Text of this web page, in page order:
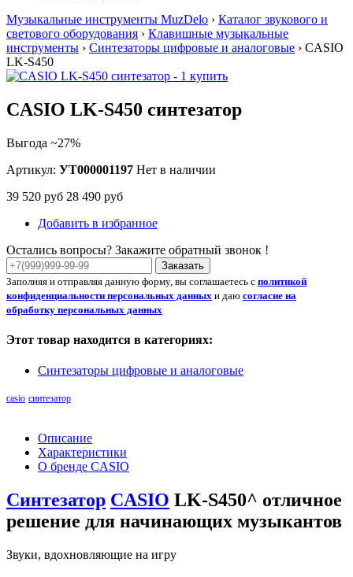
Музыкальные инструменты MuzDelo › Каталог звукового и
светового оборудования › Клавишные музыкальные
инструменты › Синтезаторы цифровые и аналоговые › CASIO
LK-S450
CASIO LK-S450 синтезатор
Выгода ~27%
Артикул: УТ000001197 Нет в наличии
39 520 руб 28 490 руб
Добавить в избранное
Остались вопросы? Закажите обратный звонок !
Заказать
Заполняя и отправляя данную форму, вы соглашаетесь с политикой
конфиденциальности персональных данных и даю согласие на
обработку персональных данных
Этот товар находится в категориях:
Синтезаторы цифровые и аналоговые
casio синтезатор
Описание
Характеристики
О бренде CASIO
Синтезатор CASIO LK-S450^ отличное
решение для начинающих музыкантов
Звуки, вдохновляющие на игру